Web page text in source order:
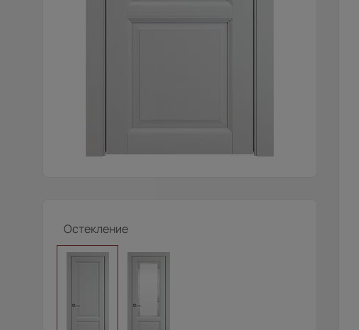
Остекление